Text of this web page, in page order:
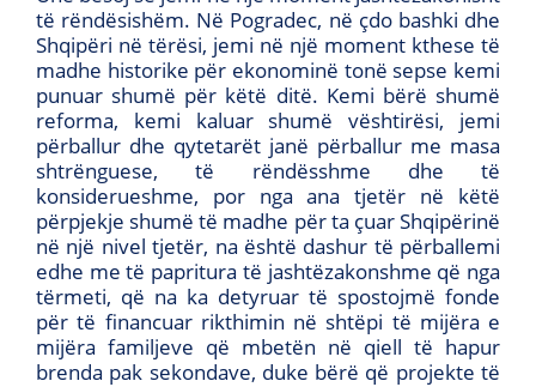
të rëndësishëm. Në Pogradec, në çdo bashki dhe
Shqipëri në tërësi, jemi në një moment kthese të
madhe historike për ekonominë tonë sepse kemi
punuar shumë për këtë ditë. Kemi bërë shumë
reforma, kemi kaluar shumë vështirësi, jemi
përballur dhe qytetarët janë përballur me masa
shtrënguese, të rëndësshme dhe të
konsiderueshme, por nga ana tjetër në këtë
përpjekje shumë të madhe për ta çuar Shqipërinë
në një nivel tjetër, na është dashur të përballemi
edhe me të papritura të jashtëzakonshme që nga
tërmeti, që na ka detyruar të spostojmë fonde
për të financuar rikthimin në shtëpi të mijëra e
mijëra familjeve që mbetën në qiell të hapur
brenda pak sekondave, duke bërë që projekte të